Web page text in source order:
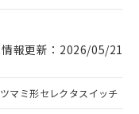
情報更新：2026/05/21
ツマミ形セレクタスイッチ